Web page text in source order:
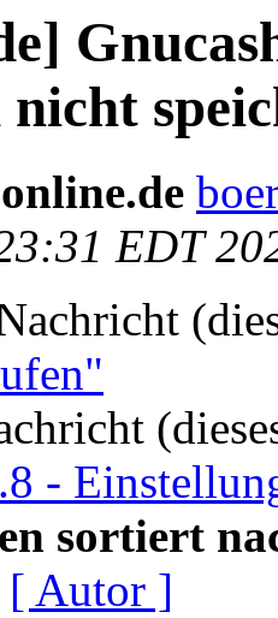
nicht
EDT
-
sortiert
[ Autor ]